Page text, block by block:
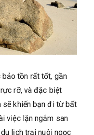
bảo tồn rất tốt, gần
rỡ, và đặc biệt
sẽ khiến bạn đi từ bất
việc lặn ngắm san
lịch trại nuôi ngọc